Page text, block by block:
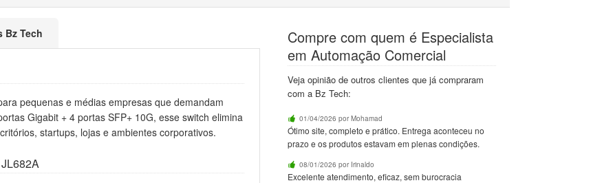
Bz Tech
pequenas e médias empresas que demandam
Gigabit + 4 portas SFP+ 10G, esse switch elimina
startups, lojas e ambientes corporativos.
Compre com quem é Especialista
em Automação Comercial
Veja opinião de outros clientes que já compraram
com a Bz Tech:
01/04/2026 por Mohamad
Ótimo site, completo e prático. Entrega aconteceu no
prazo e os produtos estavam em plenas condições.
08/01/2026 por Irinaldo
Excelente atendimento, eficaz, sem burocracia